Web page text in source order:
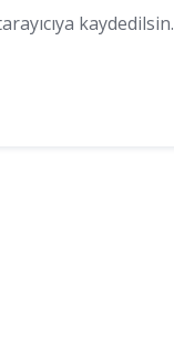
kaydedilsin.